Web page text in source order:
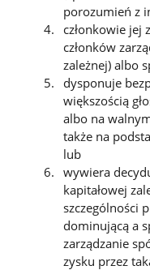
porozumień z
członkowie jej
członków
zależnej) albo
dysponuje
większością
albo na
także na
lub
wywiera
kapitałowej
szczególności
dominującą a
zarządzanie
zysku przez